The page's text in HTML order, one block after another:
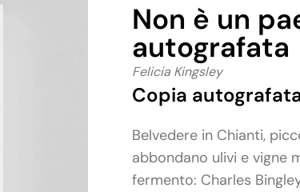
Non è un
autografata
Felicia Kingsley
Copia
Belvedere in Chianti,
abbondano ulivi e vigne
fermento: Charles